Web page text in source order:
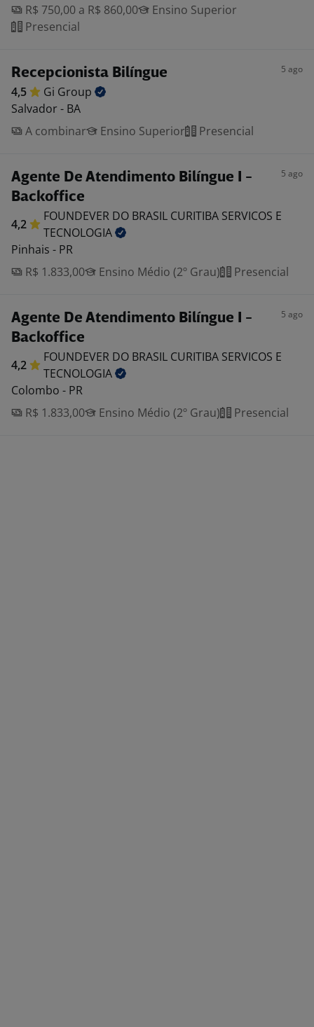
R$ 750,00 a R$ 860,00
Ensino Superior
Presencial
Recepcionista Bilíngue 5 ago
4,5 Gi Group
Salvador - BA
A combinar
Ensino Superior Presencial
Agente De Atendimento Bilíngue I -
Backoffice
5 ago
4,2
FOUNDEVER DO BRASIL CURITIBA SERVICOS E
TECNOLOGIA
Pinhais - PR
R$ 1.833,00
Ensino Médio (2º Grau) Presencial
Agente De Atendimento Bilíngue I -
Backoffice
5 ago
4,2
FOUNDEVER DO BRASIL CURITIBA SERVICOS E
TECNOLOGIA
Colombo - PR
R$ 1.833,00
Ensino Médio (2º Grau) Presencial